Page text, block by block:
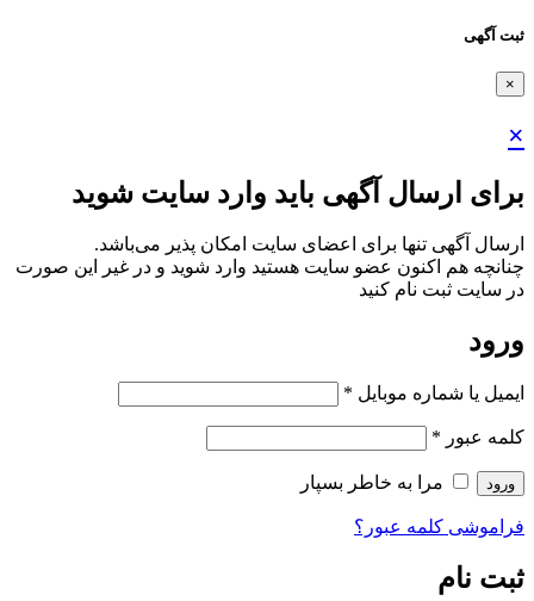
ثبت آگهی
×
×
برای ارسال آگهی باید وارد سایت شوید
ارسال آگهی تنها برای اعضای سایت امکان پذیر می‌باشد.
چنانچه هم‌ اکنون عضو سایت هستید وارد شوید و در غیر این صورت
در سایت ثبت نام کنید
ورود
ایمیل یا شماره موبایل *
کلمه عبور *
ورود مرا به خاطر بسپار
فراموشی کلمه عبور؟
ثبت نام